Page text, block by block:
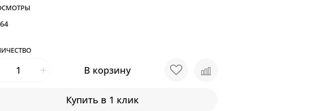
В корзину
Купить в 1 клик